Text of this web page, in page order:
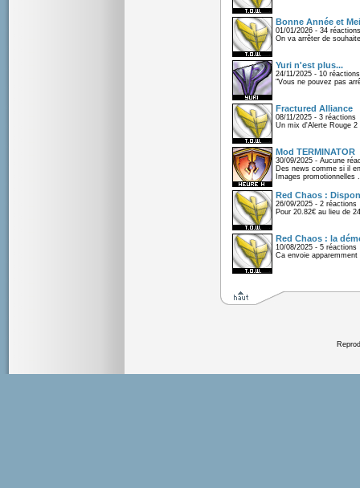
Bonne Année et
01/01/2026 - 34 réactions
On va arrêter de
Yuri n'est plus...
24/11/2025 - 10 réactions
"Vous ne pouvez pas
Fractured Alliance
08/11/2025 - 3 réactions
Un mix d'Alerte Rouge
Mod TERMINATOR
30/09/2025 - Aucune
Des news comme si il
Images promotionnelles .
Red Chaos :
26/09/2025 - 2 réactions
Pour 20.82€ au lieu de
Red Chaos : la
10/08/2025 - 5 réactions
Ca envoie apparemment